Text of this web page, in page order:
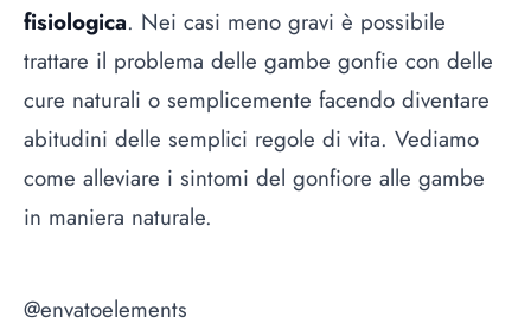
fisiologica. Nei casi meno gravi è possibile
trattare il problema delle gambe gonfie con delle
cure naturali o semplicemente facendo diventare
abitudini delle semplici regole di vita. Vediamo
come alleviare i sintomi del gonfiore alle gambe
in maniera naturale.
@envatoelements